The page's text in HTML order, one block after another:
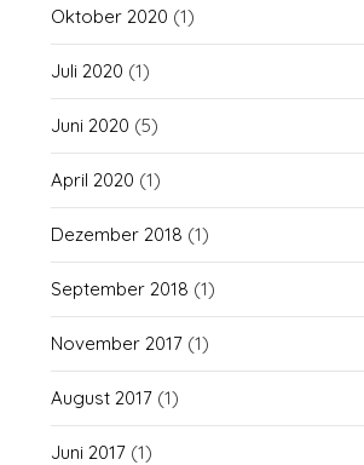
Oktober 2020 (1)
Juli 2020 (1)
Juni 2020 (5)
April 2020 (1)
Dezember 2018 (1)
September 2018 (1)
November 2017 (1)
August 2017 (1)
Juni 2017 (1)